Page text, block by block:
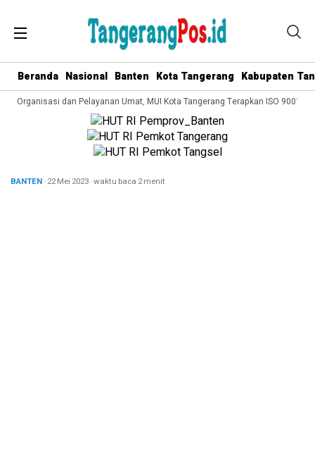
Beranda Nasional Banten Kota Tangerang Kabupaten
Organisasi dan Pelayanan Umat, MUI Kota Tangerang Terapkan ISO 9001:2015
BANTEN· 22 Mei 2023·waktu baca 2 menit